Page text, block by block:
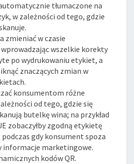
O
SKŁADNIKACH
WINA?
tłumaczone na
w zależności od tego, gdzie
zmieniać w czasie
wszelkie korekty
po wydrukowaniu etykiet, a
znaczących zmian w
konsumentom różne
od tego, gdzie się
butelkę wina; na przykład
zobaczyłby zgodną etykietę
gdy konsument spoza
informacje marketingowe.
kodów QR.